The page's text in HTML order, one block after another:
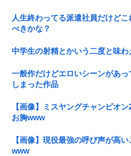
人生終わってる派遣社員だけどこ
べきかな？
中学生の射精とかいう二度と味
一般作だけどエロいシーンがあ
しまった作品
【画像】ミスヤングチャンピオ
お胸www
【画像】現役最強の呼び声が高
www